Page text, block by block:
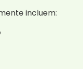
incluem: